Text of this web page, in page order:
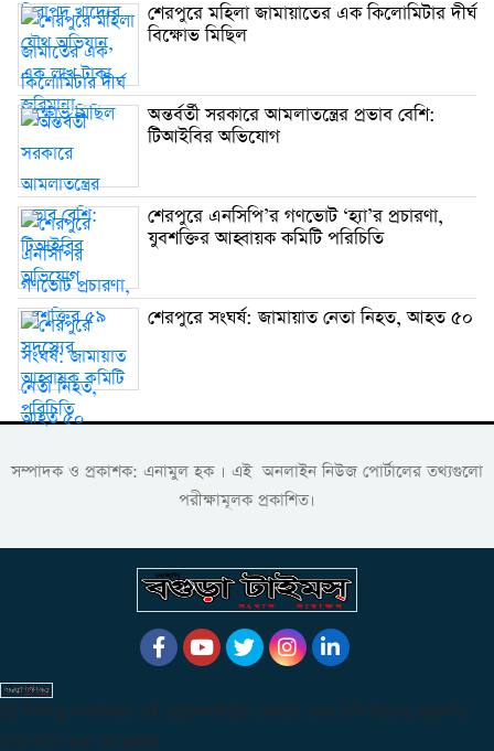
শেরপুরে মহিলা জামায়াতের এক কিলোমিটার দীর্ঘ
বিক্ষোভ মিছিল
অন্তর্বর্তী সরকারে আমলাতন্ত্রের প্রভাব বেশি:
টিআইবির অভিযোগ
শেরপুরে এনসিপি’র গণভোট ‘হ্যা’র প্রচারণা,
যুবশক্তির আহ্বায়ক কমিটি পরিচিতি
শেরপুরে সংঘর্ষ: জামায়াত নেতা নিহত, আহত ৫০
সম্পাদক ও প্রকাশক: এনামুল হক । এই অনলাইন নিউজ পোর্টালের তথ্যগুলো
পরীক্ষামূলক প্রকাশিত।
© সর্বস্বত্ব সংরক্ষিতঃ এই ওয়েবসাইটের কোনো লেখা ছবি ভিডিও অনুমতি
ছাড়া কপি করা বে-আইনি